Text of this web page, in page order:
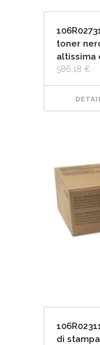
toner
altissima
586,18 €
di stampa